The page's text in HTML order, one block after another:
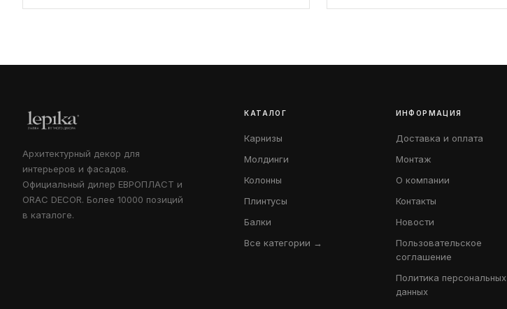
Архитектурный декор для
интерьеров и фасадов.
Официальный дилер ЕВРОПЛАСТ и
ORAC DECOR. Более 10000 позиций
в каталоге.
КАТАЛОГ
Карнизы
Молдинги
Колонны
Плинтусы
Балки
Все категории →
ИНФОРМАЦИЯ
Доставка и оплата
Монтаж
О компании
Контакты
Новости
Пользовательское
соглашение
Политика персональных
данных